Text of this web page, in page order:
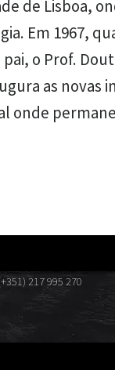
de Lisboa,
Em 1967,
o Prof.
as novas
onde
217 995 270